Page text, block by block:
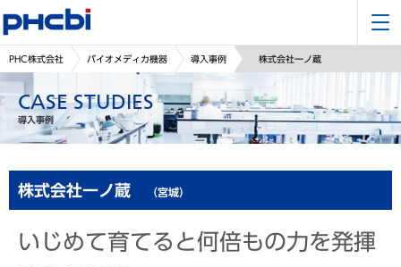
PHC株式会社 バイオメディカ機器 導入事例 株式会社一ノ蔵
CASE STUDIES
導入事例
株式会社一ノ蔵 （宮城）
いじめて育てると何倍もの力を発揮